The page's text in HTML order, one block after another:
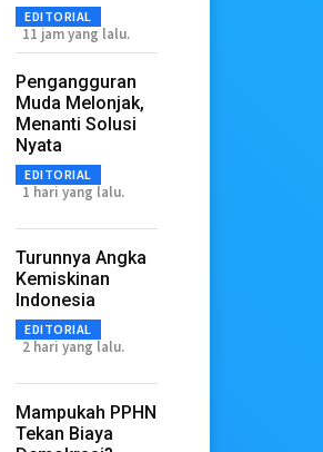
EDITORIAL
11 jam yang lalu.
Pengangguran
Muda Melonjak,
Menanti Solusi
Nyata
EDITORIAL
1 hari yang lalu.
Turunnya Angka
Kemiskinan
Indonesia
EDITORIAL
2 hari yang lalu.
Mampukah PPHN
Tekan Biaya